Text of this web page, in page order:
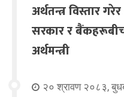
अर्थतन्त्र विस्तार
सरकार र
अर्थमन्त्री
२० श्रावण २०८३,